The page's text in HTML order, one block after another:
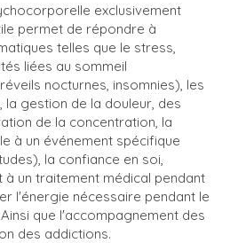
exclusivement
permet de répondre à
telles que le stress,
liées au sommeil
nocturnes, insomnies), les
la gestion de la douleur, des
de la concentration, la
à un événement spécifique
la confiance en soi,
un traitement médical pendant
l'énergie nécessaire pendant le
que l'accompagnement des
des addictions.